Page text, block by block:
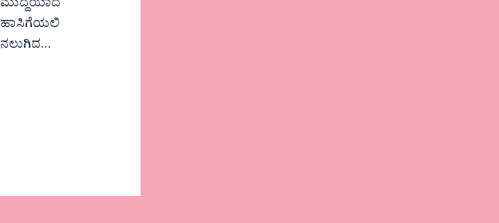
ಮುದ್ದೆಯಾದ
ಹಾಸಿಗೆಯಲಿ
ನಲುಗಿದ…